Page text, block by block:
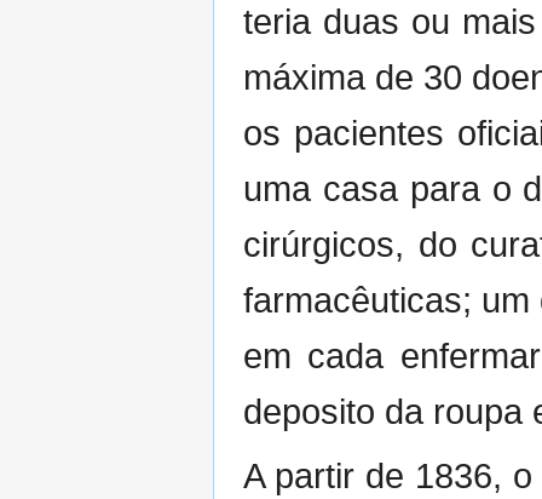
teria duas ou
máxima de 30
os pacientes
uma casa para o
cirúrgicos, do
farmacêuticas;
em cada
deposito da roupa
A partir de 1836,